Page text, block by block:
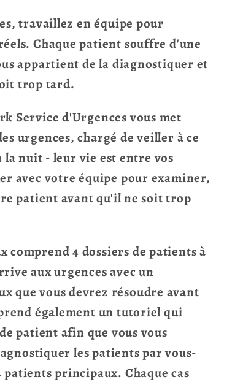
travaillez en équipe pour
Chaque patient souffre d'une
appartient de la diagnostiquer et
trop tard.
Service d'Urgences vous met
urgences, chargé de veiller à ce
nuit - leur vie est entre vos
avec votre équipe pour examiner,
patient avant qu'il ne soit trop
comprend 4 dossiers de patients à
aux urgences avec un
que vous devrez résoudre avant
également un tutoriel qui
patient afin que vous vous
les patients par vous-
patients principaux. Chaque cas